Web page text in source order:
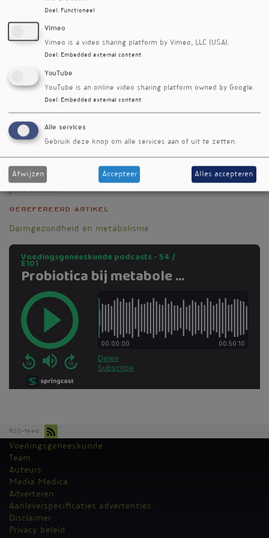
Stichting Winclove Wetenschap
metabool syndroom
microbiota
probioticum
Gerefereerd artikel
Darmgezondheid en metabolisme
RSS-feed
Kantoormenu
Voedingsgeneeskunde
Team
Auteurs
Media Medica
Adverteren
Aanleverspecificaties advertenties
Disclaimer
Privacy beleid
Doel : Functioneel
Vimeo
Vimeo is a video sharing platform by Vimeo, LLC (USA).
Doel : Embedded external content
YouTube
YouTube is an online video sharing platform owned by Google.
Doel : Embedded external content
Alle services
Gebruik deze knop om alle services aan of uit te zetten.
Afwijzen Accepteer Alles accepteren